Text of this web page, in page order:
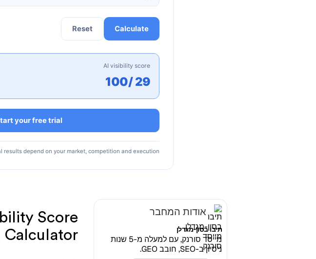
Calculate
Reset
AI visibility score
29 /100
your free trial
depend on your market, competition and execution.
אודות המחבר
תיבו בסון-מגדלן
מייסד סורנק, עם למעלה מ-5 שנות
ניסיון ב-SEO, חובב GEO.
Score
Calculator !